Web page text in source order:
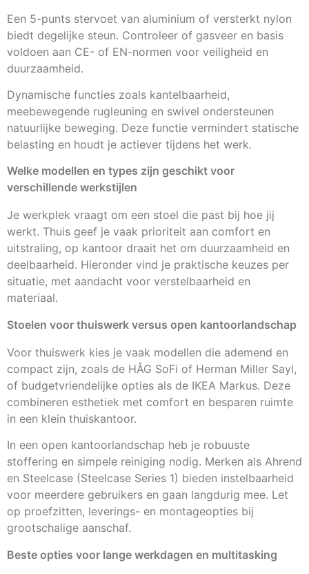
Een 5-punts stervoet van aluminium of versterkt nylon
biedt degelijke steun. Controleer of gasveer en basis
voldoen aan CE- of EN-normen voor veiligheid en
duurzaamheid.
Dynamische functies zoals kantelbaarheid,
meebewegende rugleuning en swivel ondersteunen
natuurlijke beweging. Deze functie vermindert statische
belasting en houdt je actiever tijdens het werk.
Welke modellen en types zijn geschikt voor
verschillende werkstijlen
Je werkplek vraagt om een stoel die past bij hoe jij
werkt. Thuis geef je vaak prioriteit aan comfort en
uitstraling, op kantoor draait het om duurzaamheid en
deelbaarheid. Hieronder vind je praktische keuzes per
situatie, met aandacht voor verstelbaarheid en
materiaal.
Stoelen voor thuiswerk versus open kantoorlandschap
Voor thuiswerk kies je vaak modellen die ademend en
compact zijn, zoals de HÅG SoFi of Herman Miller Sayl,
of budgetvriendelijke opties als de IKEA Markus. Deze
combineren esthetiek met comfort en besparen ruimte
in een klein thuiskantoor.
In een open kantoorlandschap heb je robuuste
stoffering en simpele reiniging nodig. Merken als Ahrend
en Steelcase (Steelcase Series 1) bieden instelbaarheid
voor meerdere gebruikers en gaan langdurig mee. Let
op proefzitten, leverings- en montageopties bij
grootschalige aanschaf.
Beste opties voor lange werkdagen en multitasking